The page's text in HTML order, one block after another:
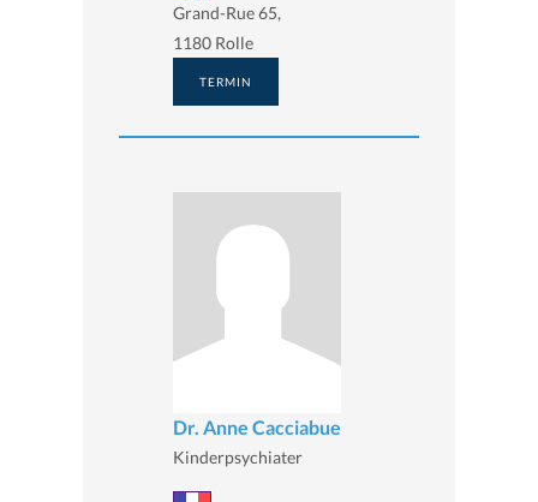
Grand-Rue 65,
1180 Rolle
TERMIN
Dr. Anne Cacciabue
Kinderpsychiater